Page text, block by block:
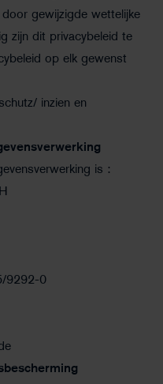
gewijzigde wettelijke
zijn dit privacybeleid te
op elk gewenst
inzien en
is :
9292-0